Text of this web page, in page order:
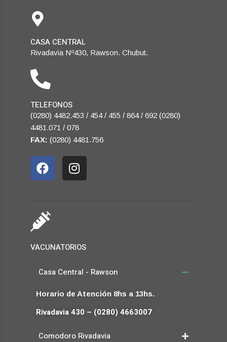
CASA CENTRAL
Rivadavia Nº430, Rawson. Chubut.
TELEFONOS
(0280) 4482.453 / 454 / 455 / 864 / 692 (0280)
4481.071 / 078
FAX: (0280) 4481.756
VACUNATORIOS
Casa Central - Rawson
Horario de Atención 8hs a 13hs.
Rivadavia 430 – (0280) 4663007
Comodoro Rivadavia